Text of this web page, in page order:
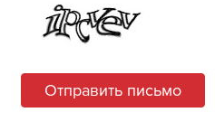
Отправить письмо